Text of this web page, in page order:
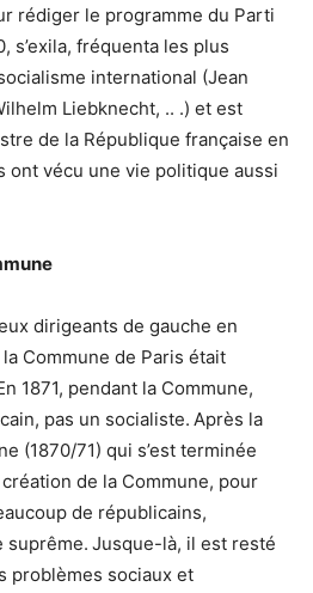
rédiger le programme du Parti
s’exila, fréquenta les plus
international (Jean
Liebknecht, .. .) et est
de la République française en
ont vécu une vie politique aussi
dirigeants de gauche en
Commune de Paris était
1871, pendant la Commune,
pas un socialiste. Après la
(1870/71) qui s’est terminée
de la Commune, pour
de républicains,
suprême. Jusque-là, il est resté
problèmes sociaux et